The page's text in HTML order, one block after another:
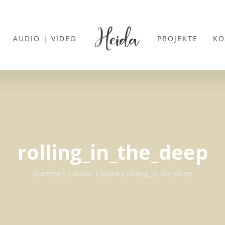
AUDIO | VIDEO PROJEKTE
rolling_in_the_deep
Startseite Audio | Video rolling_in_the_deep